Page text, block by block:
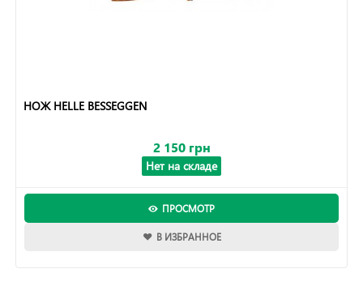
НОЖ HELLE BESSEGGEN
2 150 грн
Нет на складе
ПРОСМОТР
В ИЗБРАННОЕ